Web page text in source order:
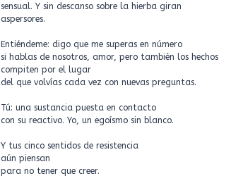
sensual. Y sin descanso sobre la hierba giran
aspersores.
Entiéndeme: digo que me superas en número
si hablas de nosotros, amor, pero también los hechos
compiten por el lugar
del que volvías cada vez con nuevas preguntas.
Tú: una sustancia puesta en contacto
con su reactivo. Yo, un egoísmo sin blanco.
Y tus cinco sentidos de resistencia
aún piensan
para no tener que creer.